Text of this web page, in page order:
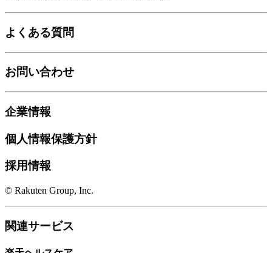
よくある質問
お問い合わせ
企業情報
個人情報保護方針
採用情報
© Rakuten Group, Inc.
関連サービス